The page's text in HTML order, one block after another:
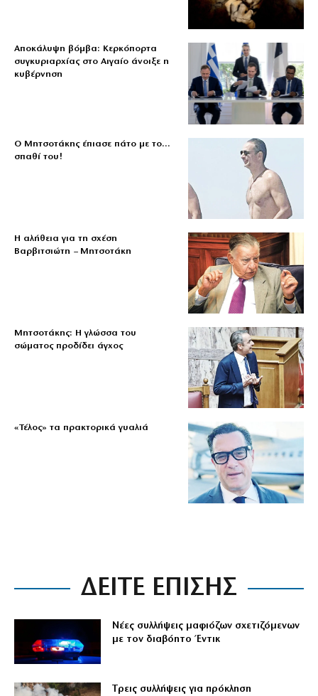
Αποκάλυψη βόμβα: Κερκόπορτα
συγκυριαρχίας στο Αιγαίο άνοιξε η
κυβέρνηση
Ο Μητσοτάκης έπιασε πάτο με το…
σπαθί του!
Η αλήθεια για τη σχέση
Βαρβιτσιώτη – Μητσοτάκη
Μητσοτάκης: Η γλώσσα του
σώματος προδίδει άγχος
«Τέλος» τα πρακτορικά γυαλιά
ΔΕΙΤΕ ΕΠΙΣΗΣ
Νέες συλλήψεις μαφιόζων σχετιζόμενων
με τον διαβόητο Έντικ
Tρεις συλλήψεις για πρόκληση